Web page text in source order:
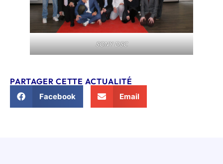
SONY DSC
PARTAGER CETTE ACTUALITÉ
Facebook Email